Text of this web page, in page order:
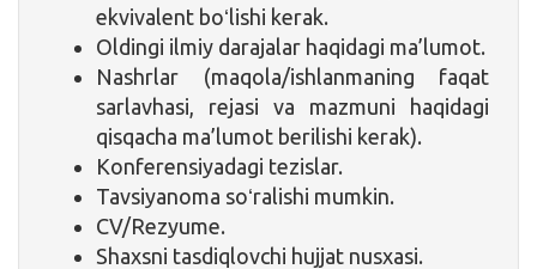
ekvivalent boʻlishi kerak.
Oldingi ilmiy darajalar haqidagi ma’lumot.
Nashrlar (maqola/ishlanmaning faqat
sarlavhasi, rejasi va mazmuni haqidagi
qisqacha ma’lumot berilishi kerak).
Konferensiyadagi tezislar.
Tavsiyanoma soʻralishi mumkin.
CV/Rezyume.
Shaxsni tasdiqlovchi hujjat nusxasi.